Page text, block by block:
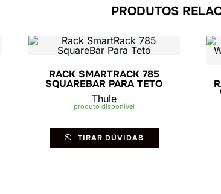
PRODUTOS
RACK SMARTRACK 785
SQUAREBAR PARA TETO
Thule
produto disponível
TIRAR DÚVIDAS